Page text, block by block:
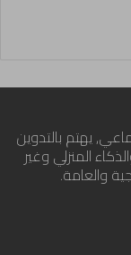
يهتم بالتدوين
المنزلي وغير
والعامة.